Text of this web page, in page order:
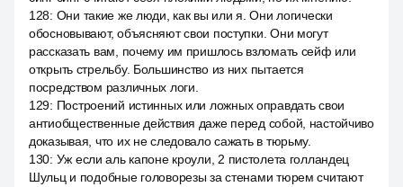
128: Они такие же люди, как вы или я. Они логически
обосновывают, объясняют свои поступки. Они могут
рассказать вам, почему им пришлось взломать сейф или
открыть стрельбу. Большинство из них пытается
посредством различных логи.
129: Построений истинных или ложных оправдать свои
антиобщественные действия даже перед собой, настойчиво
доказывая, что их не следовало сажать в тюрьму.
130: Уж если аль капоне кроули, 2 пистолета голландец
Шульц и подобные головорезы за стенами тюрем считают